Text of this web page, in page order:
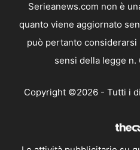
Serieanews.com non è
quanto viene aggiornato
può pertanto
sensi della legge n.
Copyright ©2026 - Tutti i